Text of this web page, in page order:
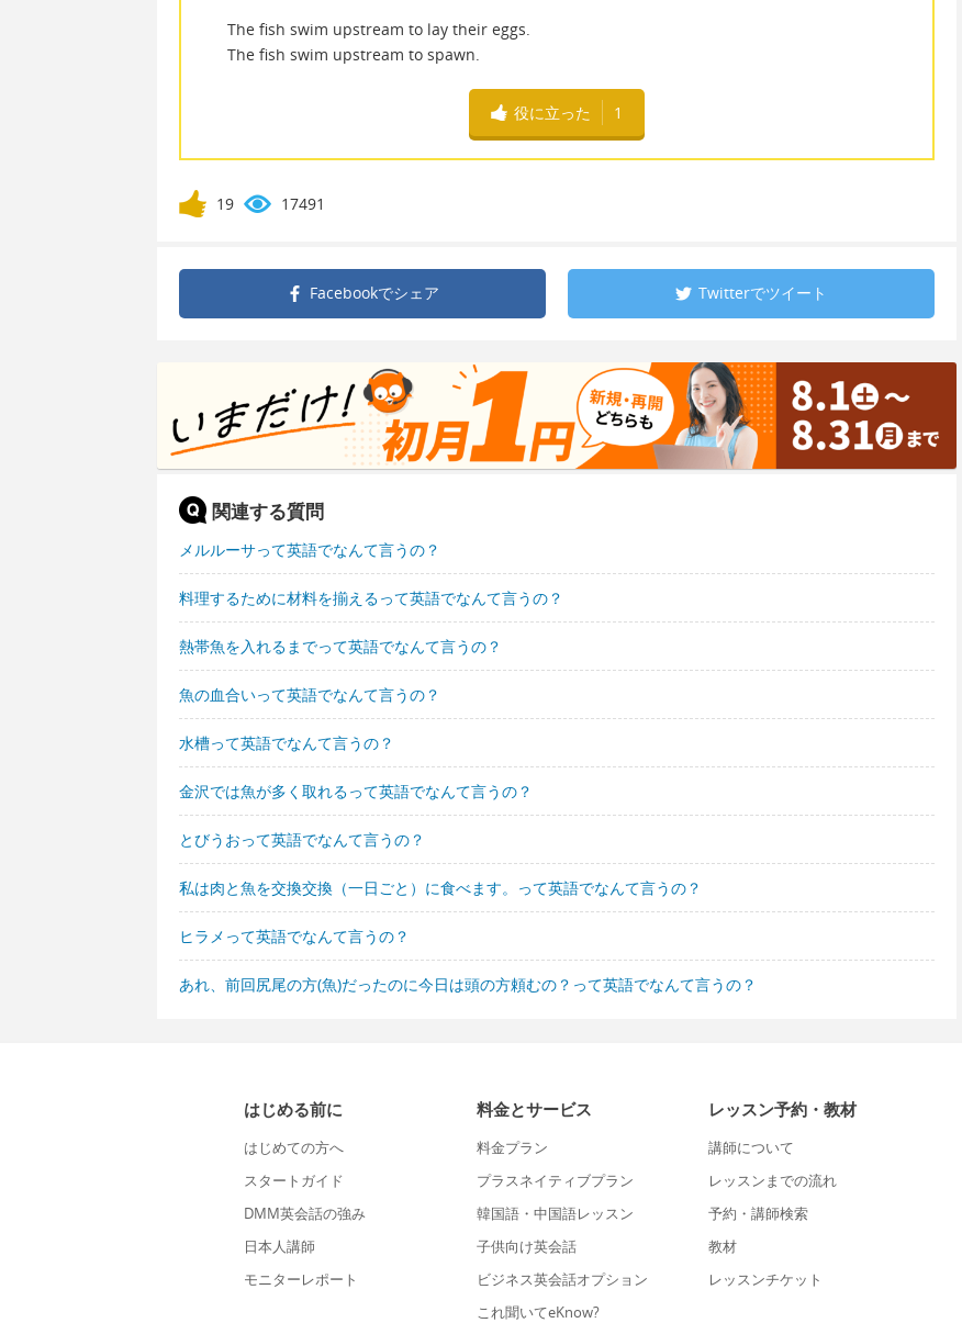
The fish swim upstream to lay their eggs.
The fish swim upstream to spawn.
役に立った 1
19 17491
Facebookでシェア Twitterでツイート
関連する質問
メルルーサって英語でなんて言うの？
料理するために材料を揃えるって英語でなんて言うの？
熱帯魚を入れるまでって英語でなんて言うの？
魚の血合いって英語でなんて言うの？
水槽って英語でなんて言うの？
金沢では魚が多く取れるって英語でなんて言うの？
とびうおって英語でなんて言うの？
私は肉と魚を交換交換（一日ごと）に食べます。って英語でなんて言うの？
ヒラメって英語でなんて言うの？
あれ、前回尻尾の方(魚)だったのに今日は頭の方頼むの？って英語でなんて言うの？
はじめる前に
はじめての方へ
スタートガイド
DMM英会話の強み
日本人講師
モニターレポート
料金とサービス
料金プラン
プラスネイティブプラン
韓国語・中国語レッスン
子供向け英会話
ビジネス英会話オプション
これ聞いてeKnow?
レッスン予約・教材
講師について
レッスンまでの流れ
予約・講師検索
教材
レッスンチケット